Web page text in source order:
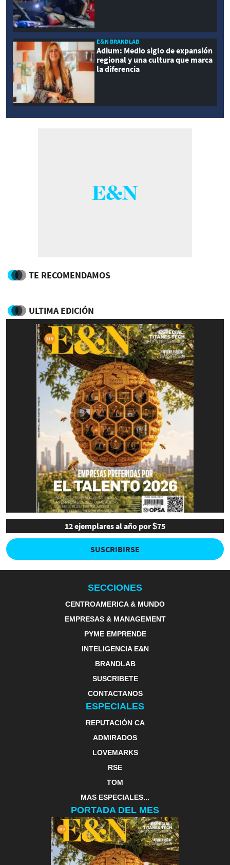
E&N BRANDLAB
Adium: Medio siglo de expansión
regional y una cultura que marca
la diferencia
TE RECOMENDAMOS
ULTIMA EDICIÓN
12 ejemplares al año por $75
SUSCRIBIRSE
SECCIONES
CENTROAMERICA & MUNDO
EMPRESAS & MANAGEMENT
PYME EMPRENDE
INTELIGENCIA E&N
BRANDLAB
SUSCRIBETE
CONTACTANOS
ESPECIALES
REPUTACIÓN CA
ADMIRADOS
LOVEMARKS
RSE
TOM
MAS ESPECIALES...
PORTADA DEL MES